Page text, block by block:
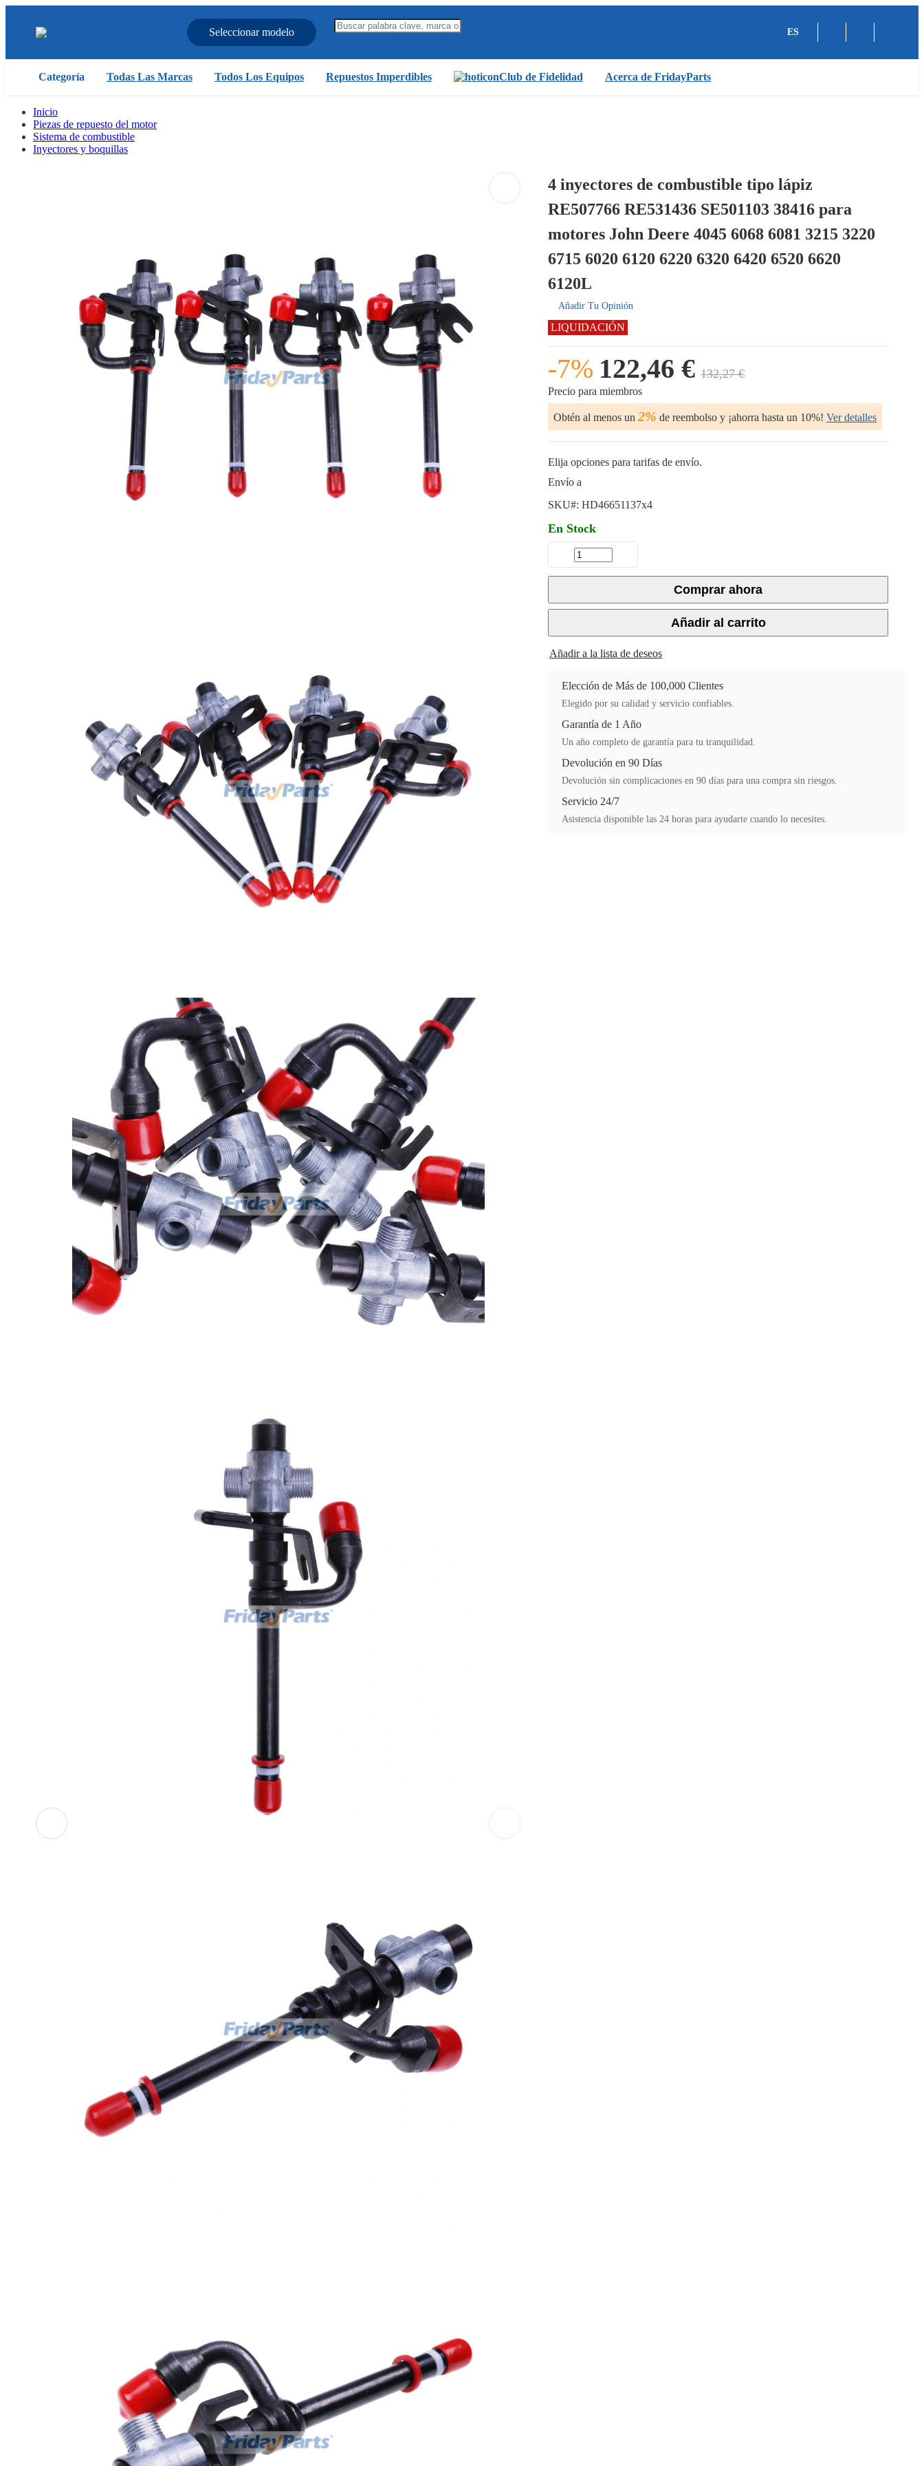
Seleccionar modelo ES
Categoría Todas Las Marcas Todos Los Equipos Repuestos Imperdibles Club de Fidelidad Acerca de FridayParts
Inicio
Piezas de repuesto del motor
Sistema de combustible
Inyectores y boquillas
4 inyectores de combustible tipo lápiz
RE507766 RE531436 SE501103 38416 para
motores John Deere 4045 6068 6081 3215 3220
6715 6020 6120 6220 6320 6420 6520 6620
6120L
Añadir Tu Opinión
LIQUIDACIÓN
-7% 122,46 € 132,27 €
Precio para miembros
Obtén al menos un 2% de reembolso y ¡ahorra hasta un 10%! Ver detalles
Elija opciones para tarifas de envío.
Envío a
SKU#: HD46651137x4
En Stock
Comprar ahora
Añadir al carrito
Añadir a la lista de deseos
Elección de Más de 100,000 Clientes
Elegido por su calidad y servicio confiables.
Garantía de 1 Año
Un año completo de garantía para tu tranquilidad.
Devolución en 90 Días
Devolución sin complicaciones en 90 días para una compra sin riesgos.
Servicio 24/7
Asistencia disponible las 24 horas para ayudarte cuando lo necesites.